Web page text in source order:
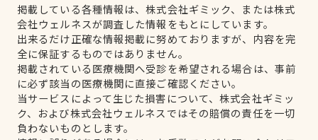
掲載している各種情報は、株式会社ギミック、または株式
会社ウェルネスが調査した情報をもとにしています。
出来るだけ正確な情報掲載に努めておりますが、内容を完
全に保証するものではありません。
掲載されている医療機関へ受診を希望される場合は、事前
に必ず該当の医療機関に直接ご確認ください。
当サービスによって生じた損害について、株式会社ギミッ
ク、および株式会社ウェルネスではその賠償の責任を一切
負わないものとします。